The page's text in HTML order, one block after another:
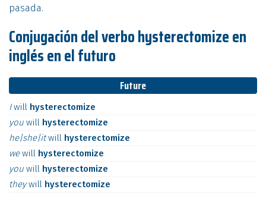
pasada.
Conjugación del verbo hysterectomize en
inglés en el futuro
Future
Iwill hysterectomize
you will hysterectomize
he|she|itwill hysterectomize
wewill hysterectomize
you will hysterectomize
theywill hysterectomize